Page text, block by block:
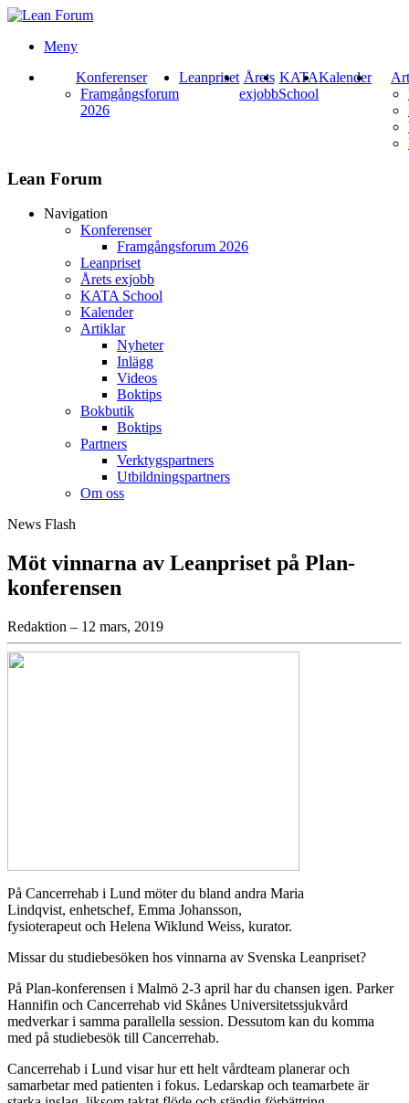
Meny
Konferenser
Framgångsforum
2026
Leanpriset Årets
exjobb
KATA
School
Kalender
Lean Forum
Navigation
Konferenser
Framgångsforum 2026
Leanpriset
Årets exjobb
KATA School
Kalender
Artiklar
Nyheter
Inlägg
Videos
Boktips
Bokbutik
Boktips
Partners
Verktygspartners
Utbildningspartners
Om oss
News Flash
Möt vinnarna av Leanpriset på Plan-
konferensen
Redaktion – 12 mars, 2019
På Cancerrehab i Lund möter du bland andra Maria
Lindqvist, enhetschef, Emma Johansson,
fysioterapeut och Helena Wiklund Weiss, kurator.
Missar du studiebesöken hos vinnarna av Svenska Leanpriset?
På Plan-konferensen i Malmö 2-3 april har du chansen igen. Parker
Hannifin och Cancerrehab vid Skånes Universitetssjukvård
medverkar i samma parallella session. Dessutom kan du komma
med på studiebesök till Cancerrehab.
Cancerrehab i Lund visar hur ett helt vårdteam planerar och
samarbetar med patienten i fokus. Ledarskap och teamarbete är